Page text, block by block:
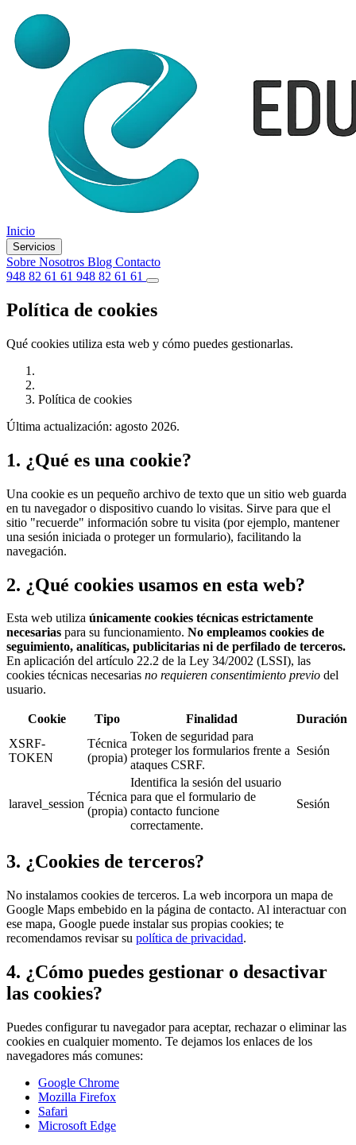
Inicio
Servicios
Sobre Nosotros Blog Contacto
948 82 61 61 948 82 61 61
Política de cookies
Qué cookies utiliza esta web y cómo puedes gestionarlas.
Política de cookies
Última actualización: agosto 2026.
1. ¿Qué es una cookie?
Una cookie es un pequeño archivo de texto que un sitio web guarda
en tu navegador o dispositivo cuando lo visitas. Sirve para que el
sitio "recuerde" información sobre tu visita (por ejemplo, mantener
una sesión iniciada o proteger un formulario), facilitando la
navegación.
2. ¿Qué cookies usamos en esta web?
Esta web utiliza únicamente cookies técnicas estrictamente
necesarias para su funcionamiento. No empleamos cookies de
seguimiento, analíticas, publicitarias ni de perfilado de terceros.
En aplicación del artículo 22.2 de la Ley 34/2002 (LSSI), las
cookies técnicas necesarias no requieren consentimiento previo del
usuario.
Cookie Tipo Finalidad
Duración
XSRF-
TOKEN
Técnica
(propia)
Token de seguridad para
proteger los formularios frente a
ataques CSRF.
Sesión
laravel_session
Técnica
(propia)
Identifica la sesión del usuario
para que el formulario de
contacto funcione
correctamente.
Sesión
3. ¿Cookies de terceros?
No instalamos cookies de terceros. La web incorpora un mapa de
Google Maps embebido en la página de contacto. Al interactuar con
ese mapa, Google puede instalar sus propias cookies; te
recomendamos revisar su política de privacidad.
4. ¿Cómo puedes gestionar o desactivar
las cookies?
Puedes configurar tu navegador para aceptar, rechazar o eliminar las
cookies en cualquier momento. Te dejamos los enlaces de los
navegadores más comunes:
Google Chrome
Mozilla Firefox
Safari
Microsoft Edge